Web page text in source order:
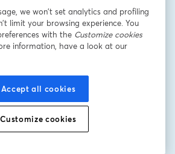
dołącz do transmisji na żywo!
prezentacje-
prezentacje-marek/
na:
Dorota Mazurek
Papier. Książki | Toys Paper
we won’t set analytics and profiling
limit your browsing experience. You
with the Customize cookies
information, have a look at our
Accept all cookies
Customize cookies